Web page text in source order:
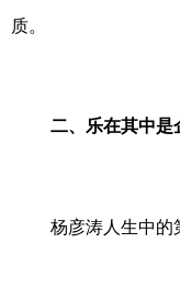
质。
二、乐在其中是
杨彦涛人生中的